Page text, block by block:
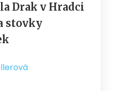
Drak v Hradci
stovky